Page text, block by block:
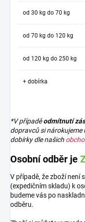
od 30 kg do 70 kg
od 70 kg do 120 kg
od 120 kg do 250 kg
+ dobírka
*V případěodmítnutí
dopravců si nárokujeme
dobírky dle našich
Osobní odběr je
V případě, že zboží není
(expedičním skladu) k
budeme vás po
odběru.